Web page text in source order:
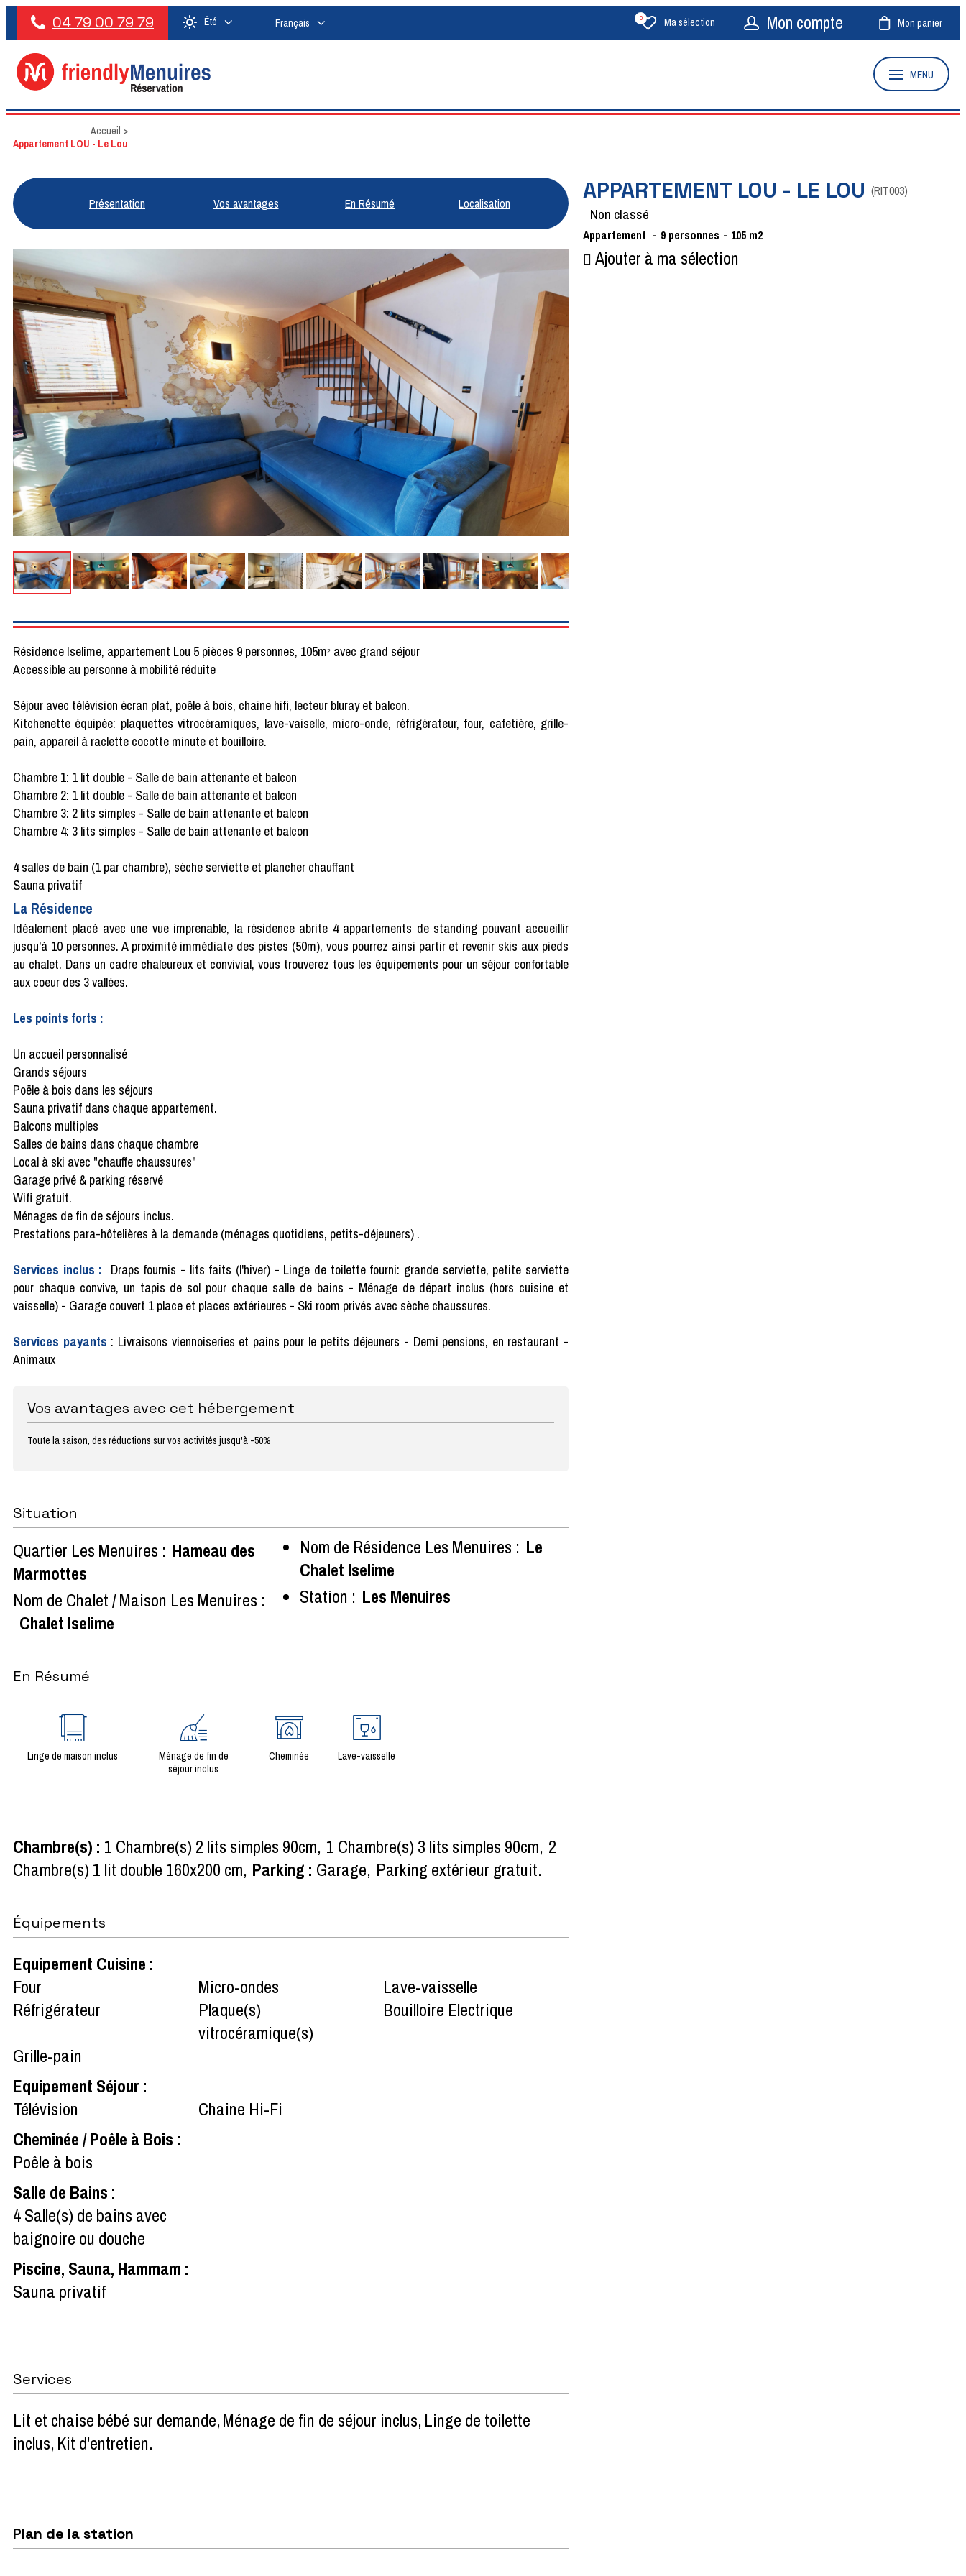
04 79 00 79 79 Été Français Ma sélection
0 Mon compte Mon panier
MENU
Accueil >
Appartement LOU - Le Lou
Présentation Vos avantages En Résumé Localisation AvisAPPARTEMENT LOU - LE LOU (RIT003)
Non classé
Appartement 9 personnes 105 m2
Ajouter à ma sélection
Résidence Iselime, appartement Lou 5 pièces 9 personnes, 105m² avec grand séjour
Accessible au personne à mobilité réduite
Séjour avec télévision écran plat, poêle à bois, chaine hifi, lecteur bluray et balcon.
Kitchenette équipée: plaquettes vitrocéramiques, lave-vaiselle, micro-onde, réfrigérateur, four, cafetière, grille-
pain, appareil à raclette cocotte minute et bouilloire.
Chambre 1: 1 lit double - Salle de bain attenante et balcon
Chambre 2: 1 lit double - Salle de bain attenante et balcon
Chambre 3: 2 lits simples - Salle de bain attenante et balcon
Chambre 4: 3 lits simples - Salle de bain attenante et balcon
4 salles de bain (1 par chambre), sèche serviette et plancher chauffant
Sauna privatif
La Résidence
Idéalement placé avec une vue imprenable, la résidence abrite 4 appartements de standing pouvant accueillir
jusqu'à 10 personnes. A proximité immédiate des pistes (50m), vous pourrez ainsi partir et revenir skis aux pieds
au chalet. Dans un cadre chaleureux et convivial, vous trouverez tous les équipements pour un séjour confortable
aux coeur des 3 vallées.
Les points forts :
Un accueil personnalisé
Grands séjours
Poële à bois dans les séjours
Sauna privatif dans chaque appartement.
Balcons multiples
Salles de bains dans chaque chambre
Local à ski avec "chauffe chaussures"
Garage privé & parking réservé
Wifi gratuit.
Ménages de fin de séjours inclus.
Prestations para-hôtelières à la demande (ménages quotidiens, petits-déjeuners) .
Services inclus : Draps fournis - lits faits (l'hiver) - Linge de toilette fourni: grande serviette, petite serviette
pour chaque convive, un tapis de sol pour chaque salle de bains - Ménage de départ inclus (hors cuisine et
vaisselle) - Garage couvert 1 place et places extérieures - Ski room privés avec sèche chaussures.
Services payants : Livraisons viennoiseries et pains pour le petits déjeuners - Demi pensions, en restaurant -
Animaux
Vos avantages avec cet hébergement
Toute la saison, des réductions sur vos activités jusqu'à -50%
Situation
Quartier Les Menuires : Hameau des
Marmottes
Nom de Chalet / Maison Les Menuires :
Chalet Iselime
Nom de Résidence Les Menuires : Le
Chalet Iselime
Station : Les Menuires
En Résumé
Linge de maison inclus
Ménage de fin de
séjour inclus
Cheminée Lave-vaisselle
Chambre(s) : 1 Chambre(s) 2 lits simples 90cm 1 Chambre(s) 3 lits simples 90cm 2
Chambre(s) 1 lit double 160x200 cm Parking : Garage Parking extérieur gratuit
Équipements
Equipement Cuisine :
Four
Micro-ondes
Lave-vaisselle
Réfrigérateur
Plaque(s)
vitrocéramique(s)
Bouilloire Electrique
Grille-pain
Equipement Séjour:
Télévision
Chaine Hi-Fi
Cheminée / Poêle à Bois :
Poêle à bois
Salle de Bains :
4Salle(s) de bains avec
baignoire ou douche
Piscine, Sauna, Hammam :
Sauna privatif
Services
Lit et chaise bébé sur demande Ménage de fin de séjour inclus Linge de toilette
inclus Kit d'entretien
Plan de la station